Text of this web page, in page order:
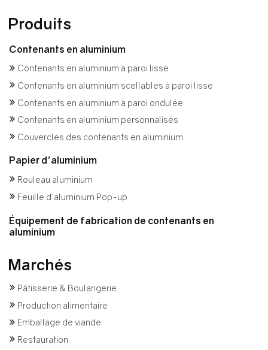
Produits
Contenants en aluminium
Contenants en aluminium à paroi lisse
Contenants en aluminium scellables à paroi lisse
Contenants en aluminium à paroi ondulée
Contenants en aluminium personnalisés
Couvercles des contenants en aluminium
Papier d'aluminium
Rouleau aluminium
Feuille d'aluminium Pop-up
Équipement de fabrication de contenants en
aluminium
Marchés
Pâtisserie & Boulangerie
Production alimentaire
Emballage de viande
Restauration